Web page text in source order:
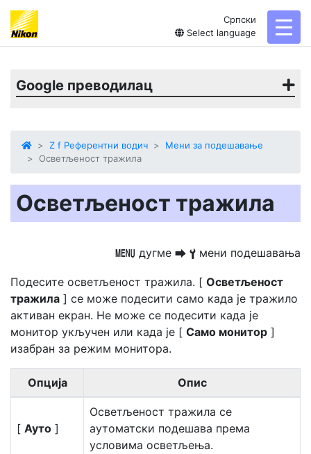
Српски
Select language
Google преводилац
Z f Референтни водич
Мени за подешавање
Осветљеност тражила
Осветљеност тражила
G дугме U B мени подешавања
Подесите осветљеност тражила. [ Осветљеност
тражила ] се може подесити само када је тражило
активан екран. Не може се подесити када је
монитор укључен или када је [ Само монитор ]
изабран за режим монитора.
Опција Опис
[ Ауто ]
Осветљеност тражила се
аутоматски подешава према
условима осветљења.